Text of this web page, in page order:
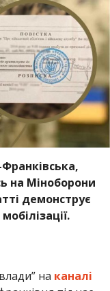
на Міноборони
демонструє
на каналі